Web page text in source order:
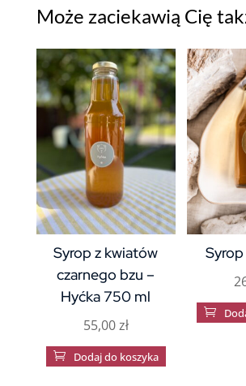
Może zaciekawią Cię
Syrop z kwiatów
czarnego bzu –
Hyćka 750 ml
55,00zł
 Dodaj do koszyka
Syrop
